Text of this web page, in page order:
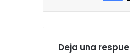
Deja una